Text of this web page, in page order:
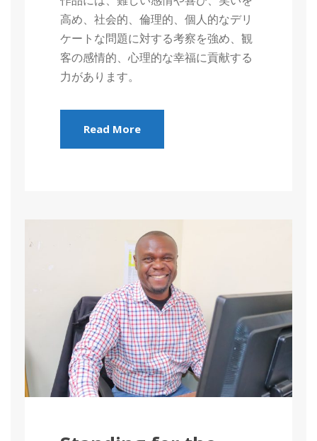
高め、社会的、倫理的、個人的なデリ
ケートな問題に対する考察を強め、観
客の感情的、心理的な幸福に貢献する
力があります。
Read More